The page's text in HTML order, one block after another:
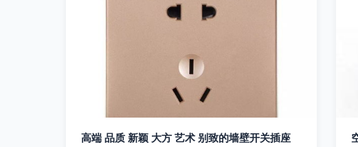
高端 品质 新颖 大方 艺术 别致的墙壁开关插座